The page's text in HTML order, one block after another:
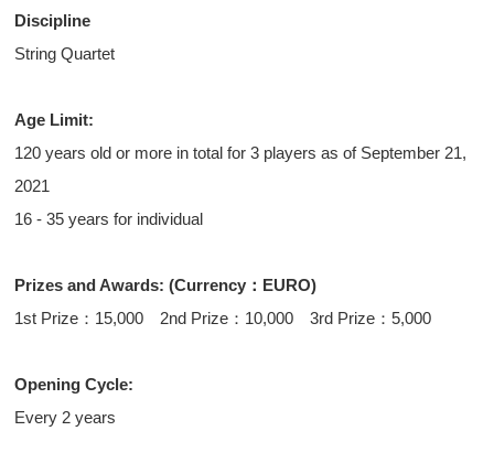
Discipline
String Quartet
Age Limit:
120 years old or more in total for 3 players as of September 21,
2021
16 - 35 years for individual
Prizes and Awards: (Currency：EURO)
1st Prize：15,000 2nd Prize：10,000 3rd Prize：5,000
Opening Cycle:
Every 2 years